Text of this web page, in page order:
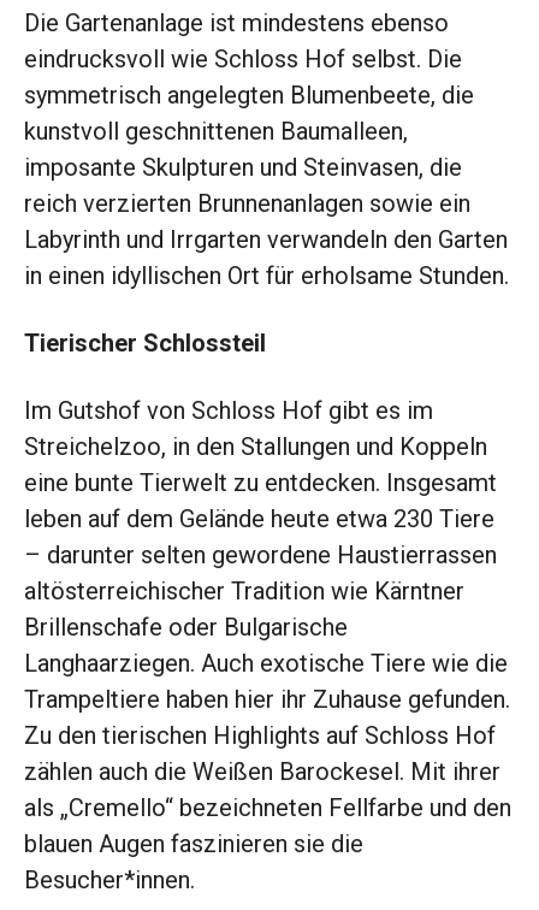
Die Gartenanlage ist mindestens ebenso
eindrucksvoll wie Schloss Hof selbst. Die
symmetrisch angelegten Blumenbeete, die
kunstvoll geschnittenen Baumalleen,
imposante Skulpturen und Stein­vasen, die
reich verzierten Brunnenanlagen sowie ein
Labyrinth und Irrgarten verwandeln den Garten
in einen idyllischen Ort für erholsame Stunden.
Tierischer Schlossteil
Im Gutshof von Schloss Hof gibt es im
Streichelzoo, in den Stallungen und Koppeln
eine bunte Tierwelt zu entdecken. Insgesamt
leben auf dem Gelände heute etwa 230 Tiere
– darunter selten gewordene Haustierrassen
altösterrei­chischer Tradition wie Kärntner
Brillenschafe oder Bulgarische
Langhaarziegen. Auch exotische Tiere wie die
Trampeltiere haben hier ihr Zuhause gefunden.
Zu den tierischen Highlights auf Schloss Hof
zählen auch die Weißen Barockesel. Mit ihrer
als „Cremello“ bezeichneten Fellfarbe und den
blauen Augen faszinieren sie die
Besucher*innen.